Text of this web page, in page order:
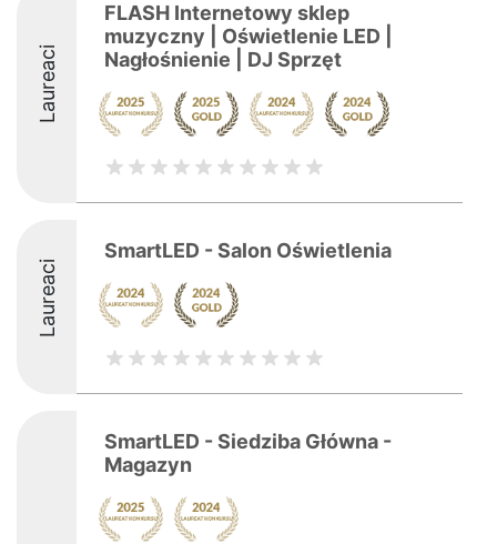
Laureaci
FLASH Internetowy sklep
muzyczny | Oświetlenie LED |
Nagłośnienie | DJ Sprzęt
Laureaci
SmartLED - Salon Oświetlenia
SmartLED - Siedziba Główna -
Magazyn